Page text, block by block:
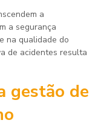
a
a segurança
na qualidade do
de acidentes resulta
gestão de